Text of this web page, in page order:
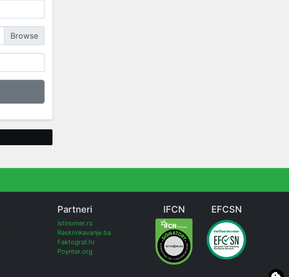
Partneri
Istinomer.rs
Raskrinkavanje.ba
Faktograf.hr
Poynter.org
IFCN EFCSN